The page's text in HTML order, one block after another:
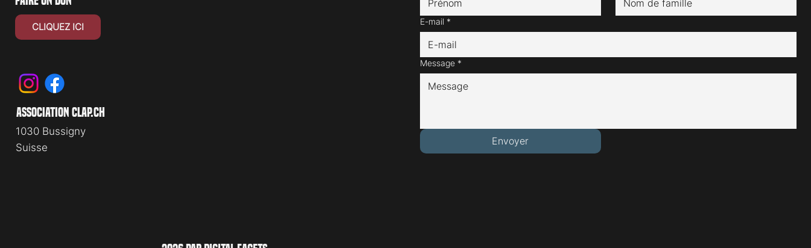
E-mail *
Message *
Envoyer
CLIQUEZ ICI
association clap.ch
1030 Bussigny
Suisse